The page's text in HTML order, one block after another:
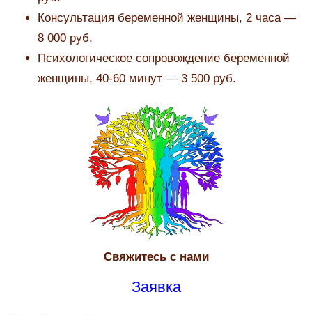
Консультация беременной женщины, 2 часа —
8 000 руб.
Психологическое сопровождение беременной
женщины, 40-60 минут — 3 500 руб.
Свяжитесь с нами
Заявка